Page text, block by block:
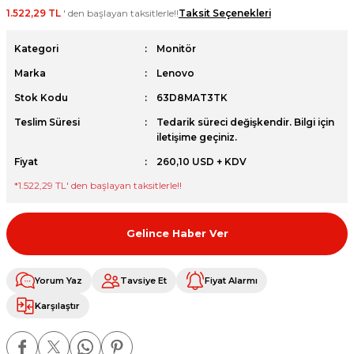
1.522,29 TL ' den başlayan taksitlerle!!Taksit Seçenekleri
Kategori Monitör
Marka Lenovo
Stok Kodu 63D8MAT3TK
Teslim Süresi
Tedarik süreci değişkendir. Bilgi için
iletişime geçiniz.
Fiyat
260,10 USD + KDV
*1.522,29 TL' den başlayan taksitlerle!!
Gelince Haber Ver
Yorum Yaz Tavsiye Et Fiyat Alarmı
Karşılaştır